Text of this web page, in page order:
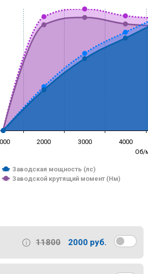
Об/
Заводская мощность (лс)
Заводской крутящий момент (Нм)
2000 3000 4000
11800 2000 руб.